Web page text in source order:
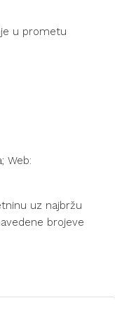
u prometu
Web:
uz najbržu
brojeve